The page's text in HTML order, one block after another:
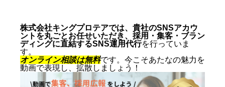
株式会社キングプロテアでは、貴社のSNSアカウ
ントを丸ごとお任せいただき、採用・集客・ブラン
ディングに直結するSNS運用代行を行っていま
す。
オンライン相談は無料です。今こそあたなの魅力を
動画で表現し、拡散しましょう！